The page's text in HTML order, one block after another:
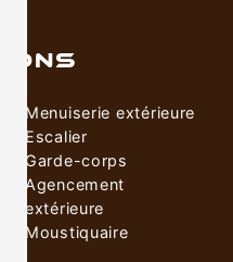
Menuiserie extérieure
Escalier
Garde-corps
Agencement
extérieure
Moustiquaire